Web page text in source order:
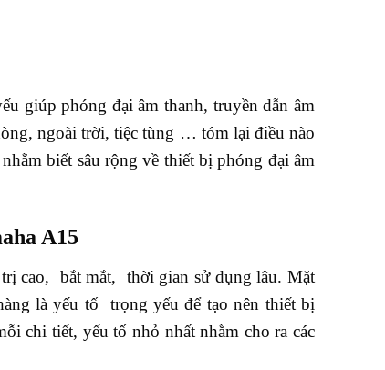
giúp phóng đại âm thanh, truyền dẫn âm
ngoài trời, tiệc tùng … tóm lại điều nào
biết sâu rộng về thiết bị phóng đại âm
A15
trị cao, bắt mắt, thời gian sử dụng lâu. Mặt
là yếu tố trọng yếu để tạo nên thiết bị
chi tiết, yếu tố nhỏ nhất nhằm cho ra các